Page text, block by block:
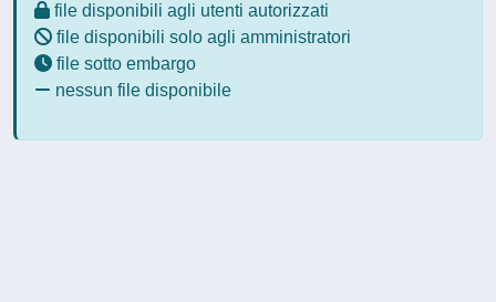
file disponibili agli utenti autorizzati
file disponibili solo agli amministratori
file sotto embargo
nessun file disponibile